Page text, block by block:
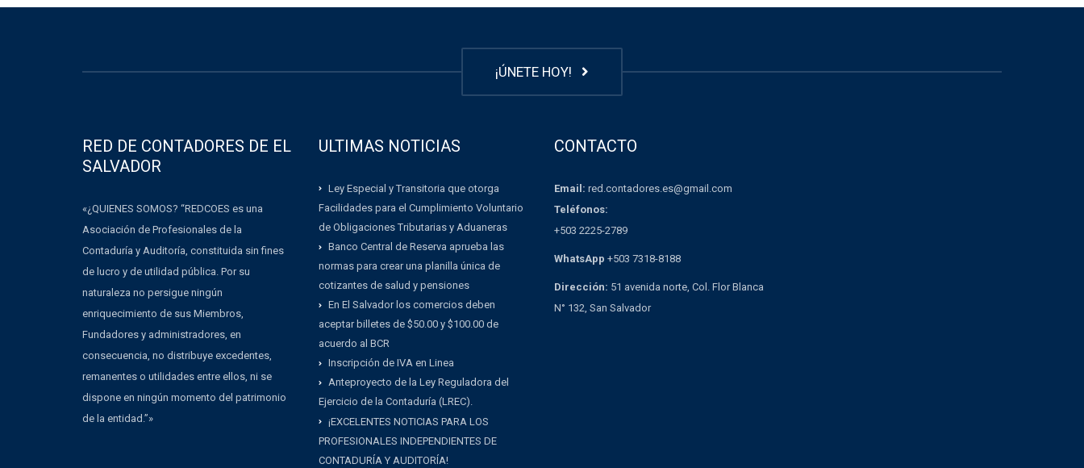
¡ÚNETE HOY!
RED DE CONTADORES DE EL
SALVADOR
«¿QUIENES SOMOS? “REDCOES es una
Asociación de Profesionales de la
Contaduría y Auditoría, constituida sin fines
de lucro y de utilidad pública. Por su
naturaleza no persigue ningún
enriquecimiento de sus Miembros,
Fundadores y administradores, en
consecuencia, no distribuye excedentes,
remanentes o utilidades entre ellos, ni se
dispone en ningún momento del patrimonio
de la entidad.”»
ULTIMAS NOTICIAS
Ley Especial y Transitoria que otorga
Facilidades para el Cumplimiento Voluntario
de Obligaciones Tributarias y Aduaneras
Banco Central de Reserva aprueba las
normas para crear una planilla única de
cotizantes de salud y pensiones
En El Salvador los comercios deben
aceptar billetes de $50.00 y $100.00 de
acuerdo al BCR
Inscripción de IVA en Linea
Anteproyecto de la Ley Reguladora del
Ejercicio de la Contaduría (LREC).
¡EXCELENTES NOTICIAS PARA LOS
PROFESIONALES INDEPENDIENTES DE
CONTADURÍA Y AUDITORÍA!
CONTACTO
Email: red.contadores.es@gmail.com
Teléfonos:
+503 2225-2789
WhatsApp +503 7318-8188
Dirección: 51 avenida norte, Col. Flor Blanca
N° 132, San Salvador